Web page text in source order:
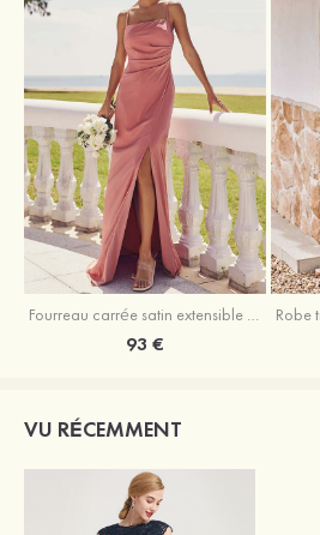
Fourreau carrée satin extensible ras du sol robe de demoiselle d'honneur
93 €
VU RÉCEMMENT